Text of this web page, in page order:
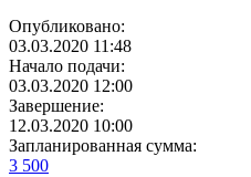
Опубликовано:
03.03.2020 11:48
Начало подачи:
03.03.2020 12:00
Завершение:
12.03.2020 10:00
Запланированная сумма:
3 500